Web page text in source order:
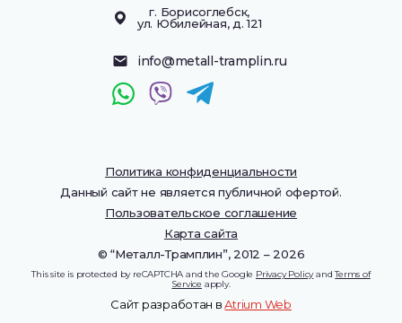
г. Борисоглебск,
ул. Юбилейная, д. 121
info@metall-tramplin.ru
Политика конфиденциальности
Данный сайт не является публичной офертой.
Пользовательское соглашение
Карта сайта
© “Металл-Трамплин”, 2012 – 2026
This site is protected by reCAPTCHA and the Google Privacy PolicyandTerms of
Service apply.
Сайт разработан вAtrium Web